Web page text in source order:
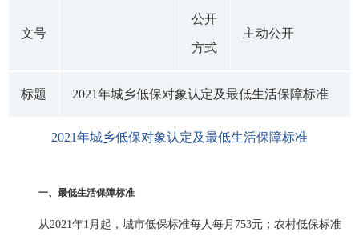
文号
公开
方式
主动公开
标题 2021年城乡低保对象认定及最低生活保障标准
2021年城乡低保对象认定及最低生活保障标准
一、最低生活保障标准
从2021年1月起，城市低保标准每人每月753元；农村低保标准